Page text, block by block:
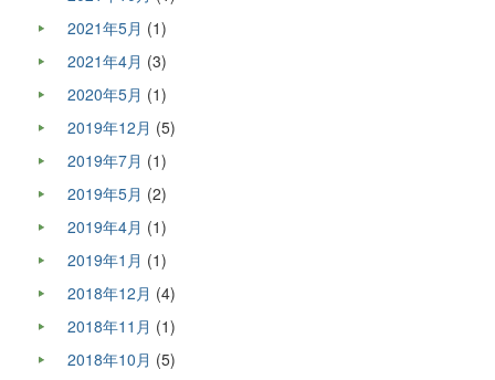
2021年5月 (1)
2021年4月 (3)
2020年5月 (1)
2019年12月 (5)
2019年7月 (1)
2019年5月 (2)
2019年4月 (1)
2019年1月 (1)
2018年12月 (4)
2018年11月 (1)
2018年10月 (5)